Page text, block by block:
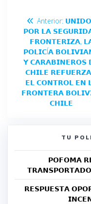
Anterior:
𝗣𝗢𝗥 𝗟𝗔
𝗙𝗥𝗢𝗡𝗧𝗘𝗥𝗜𝗭𝗔,
𝗣𝗢𝗟𝗜𝗖Í𝗔
𝗬 𝗖𝗔𝗥𝗔𝗕𝗜𝗡𝗘𝗥𝗢𝗦
𝗖𝗛𝗜𝗟𝗘
𝗘𝗟 𝗖𝗢𝗡𝗧𝗥𝗢𝗟 𝗘𝗡
𝗙𝗥𝗢𝗡𝗧𝗘𝗥𝗔
𝗖𝗛𝗜𝗟𝗘
TU
𝗣𝗢𝗙𝗢𝗠𝗔
𝗥𝗘𝗦𝗣𝗨𝗘𝗦𝗧𝗔